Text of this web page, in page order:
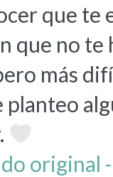
que te
que no te
más
planteo
original